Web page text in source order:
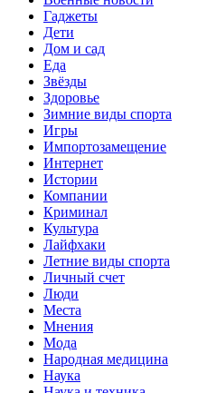
Гаджеты
Дети
Дом и сад
Еда
Звёзды
Здоровье
Зимние виды спорта
Игры
Импортозамещение
Интернет
Истории
Компании
Криминал
Культура
Лайфхаки
Летние виды спорта
Личный счет
Люди
Места
Мнения
Мода
Народная медицина
Наука